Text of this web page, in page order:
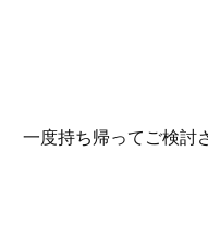
一度持ち帰ってご検討